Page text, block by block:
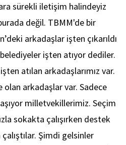
sürekli iletişim halindeyiz
değil. TBMM'de bir
arkadaşlar işten çıkarıldı
işten atıyor dediler.
atılan arkadaşlarımız var.
arkadaşlar var. Sadece
milletvekillerimiz. Seçim
sokakta çalışırken destek
Şimdi gelsinler